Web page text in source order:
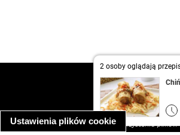
Ustawienia plików cookie
2 osoby oglądają
kontakt
regulamin
informacja o prywatności
informacja o wykorzystaniu plików